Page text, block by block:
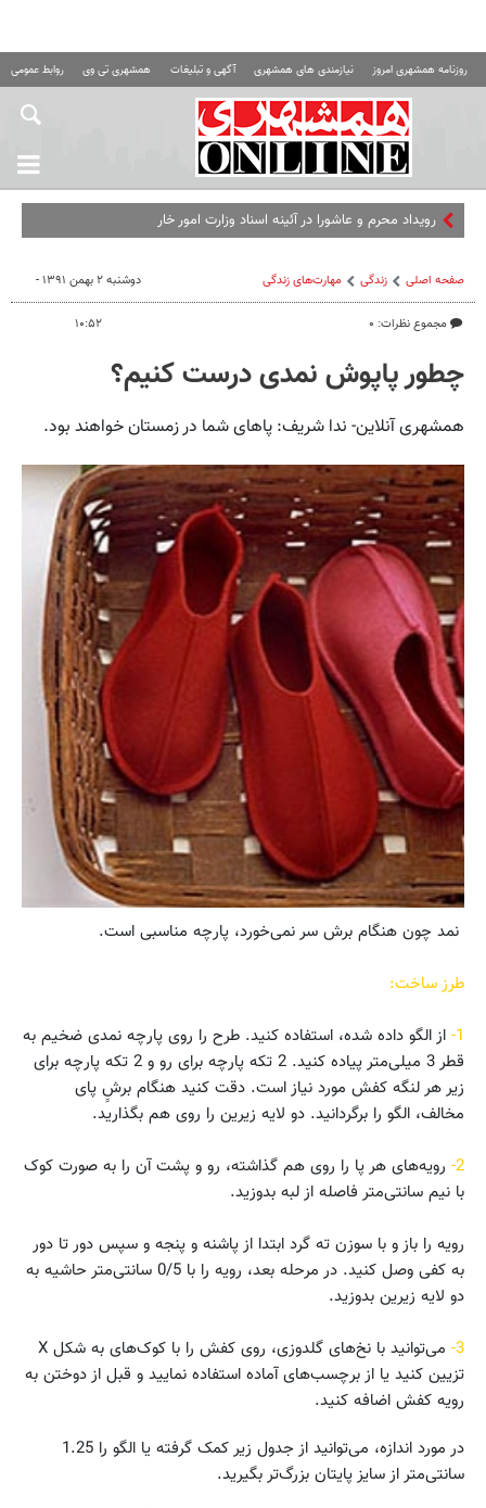
روزنامه همشهری امروز نیازمندی های همشهری آگهی و تبلیغات همشهری تی وی روابط عمومی
رویداد محرم و عاشورا در آئینه اسناد وزارت امور خارجه
صفحه اصلی زندگی مهارت‌های زندگی
مجموع نظرات: ۰
دوشنبه ۲ بهمن ۱۳۹۱ -
۱۰:۵۲
چطور پاپوش نمدی درست کنیم؟
همشهری آنلاین- ندا شریف: پاهای شما در زمستان خواهند بود.
نمد چون هنگام برش سر نمی‌خورد، پارچه مناسبی است.
طرز ساخت:
1- از الگو داده شده، استفاده کنید. طرح را روی پارچه نمدی ضخیم به
قطر 3 میلی‌متر پیاده کنید. 2 تکه پارچه برای رو و 2 تکه پارچه برای
زیر هر لنگه کفش مورد نیاز است. دقت کنید هنگام برشِِ پای
مخالف، الگو را برگردانید. دو لایه زیرین را روی هم بگذارید.
2- رویه‌های هر پا را روی هم گذاشته، رو و پشت آن را به صورت کوک
با نیم سانتی‌متر فاصله از لبه بدوزید.
رویه را باز و با سوزن ته گرد ابتدا از پاشنه و پنجه و سپس دور تا دور
به کفی وصل کنید. در مرحله بعد، رویه را با 0/5 سانتی‌متر حاشیه به
دو لایه زیرین بدوزید.
3-
می‌توانید با نخ‌های گلدوزی، روی کفش را با کوک‌های به شکل X
تزیین کنید یا از برچسب‌های آماده استفاده نمایید و قبل از دوختن به
رویه کفش اضافه کنید.
در مورد اندازه، می‌توانید از جدول زیر کمک گرفته یا الگو را 1.25
سانتی‌متر از سایز پایتان بزرگ‌تر بگیرید.